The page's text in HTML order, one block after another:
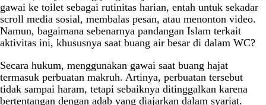
gawai ke toilet sebagai rutinitas harian, entah untuk sekadar
scroll media sosial, membalas pesan, atau menonton video.
Namun, bagaimana sebenarnya pandangan Islam terkait
aktivitas ini, khususnya saat buang air besar di dalam WC?
Secara hukum, menggunakan gawai saat buang hajat
termasuk perbuatan makruh. Artinya, perbuatan tersebut
tidak sampai haram, tetapi sebaiknya ditinggalkan karena
bertentangan dengan adab yang diajarkan dalam syariat.